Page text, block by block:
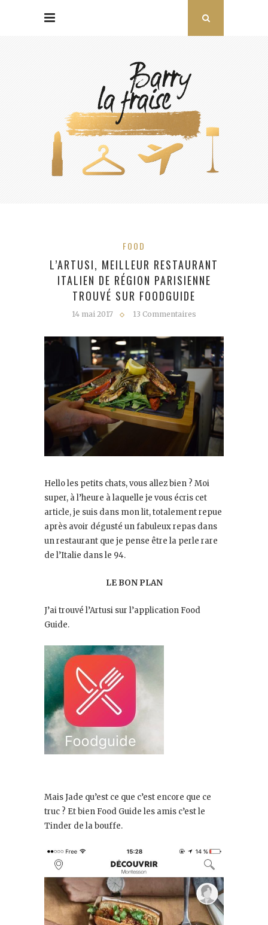
FOOD
L’ARTUSI, MEILLEUR RESTAURANT
ITALIEN DE RÉGION PARISIENNE
TROUVÉ SUR FOODGUIDE
14 mai 2017 13 Commentaires
Hello les petits chats, vous allez bien ? Moi
super, à l’heure à laquelle je vous écris cet
article, je suis dans mon lit, totalement repue
après avoir dégusté un fabuleux repas dans
un restaurant que je pense être la perle rare
de l’Italie dans le 94.
LE BON PLAN
J’ai trouvé l’Artusi sur l’application Food
Guide.
Mais Jade qu’est ce que c’est encore que ce
truc ? Et bien Food Guide les amis c’est le
Tinder de la bouffe.